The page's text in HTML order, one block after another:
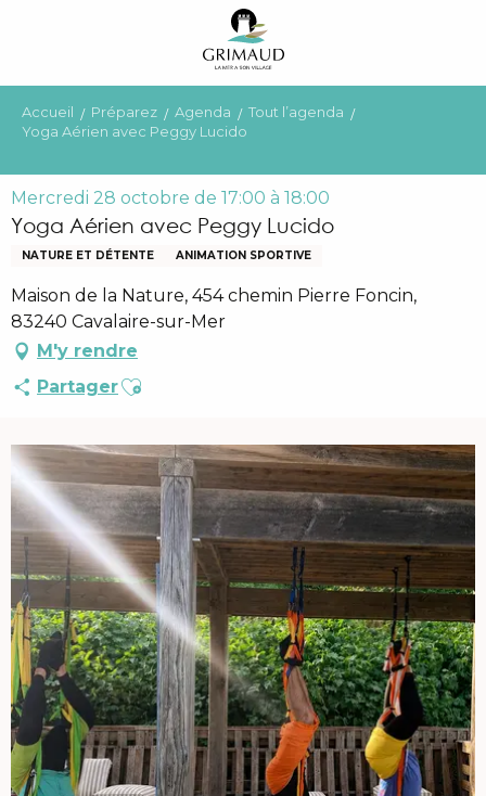
principal
Accueil Préparez Agenda
Tout l’agenda
Yoga Aérien avec Peggy Lucido
Mercredi 28 octobre de 17:00 à 18:00
Yoga Aérien avec Peggy Lucido
NATURE ET DÉTENTE ANIMATION SPORTIVE
Maison de la Nature, 454 chemin Pierre Foncin,
83240 Cavalaire-sur-Mer
M'y rendre
PartagerAjouter aux favoris